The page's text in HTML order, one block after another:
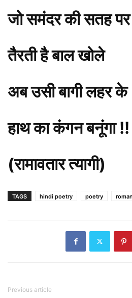
जो समंदर की सतह पर
तैरती है बाल खोले
अब उसी बागी लहर के
हाथ का कंगन बनूंगा !!
(रामावतार त्यागी)
TAGS hindi poetry poetry
Previous article